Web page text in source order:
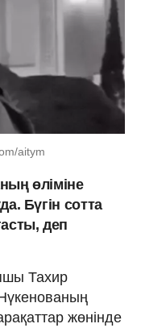
aitym
өліміне
Бүгін сотта
деп
Тахир
жөнінде